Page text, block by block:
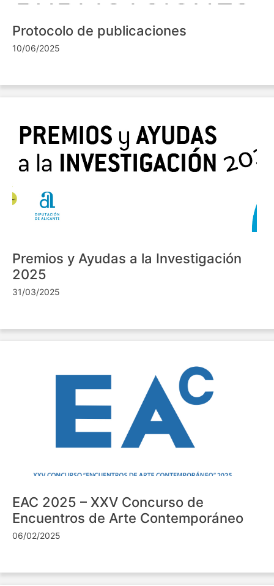
Protocolo de publicaciones
10/06/2025
Premios y Ayudas a la Investigación
2025
31/03/2025
EAC 2025 – XXV Concurso de
Encuentros de Arte Contemporáneo
06/02/2025